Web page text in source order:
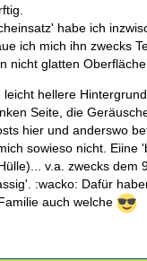
habe ich
ich mich ihn zwecks
nicht glatten
leicht hellere
Seite, die
hier und anderswo
sowieso nicht. Eiine
v.a. zwecks dem
:wacko: Dafür
auch welche